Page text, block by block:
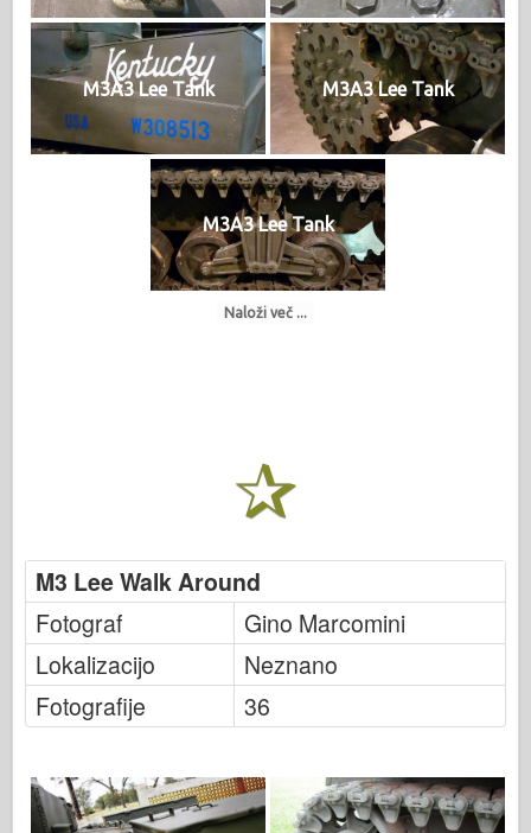
M3A3 Lee Tank M3A3 Lee Tank
M3A3 Lee Tank
Naloži več ...
M3 Lee Walk Around
Fotograf
Gino Marcomini
Lokalizacijo
Neznano
Fotografije
36